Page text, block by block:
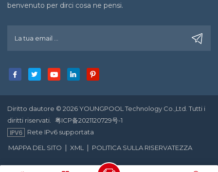
benvenuto per dirci cosa ne pensi.
Diritto dautore © 2026 YOUNGPOOL Technology Co.,Ltd. Tutti i
diritti riservati.
粤ICP备2021120729号-1
Rete IPv6 supportata
MAPPA DEL SITO | XML | POLITICA SULLA RISERVATEZZA